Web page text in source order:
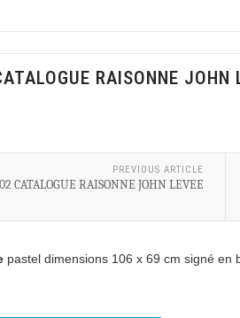
RAISONNE JOHN
PREVIOUS ARTICLE
CATALOGUE RAISONNE JOHN LEVEE
pastel dimensions 106 x 69 cm signé en